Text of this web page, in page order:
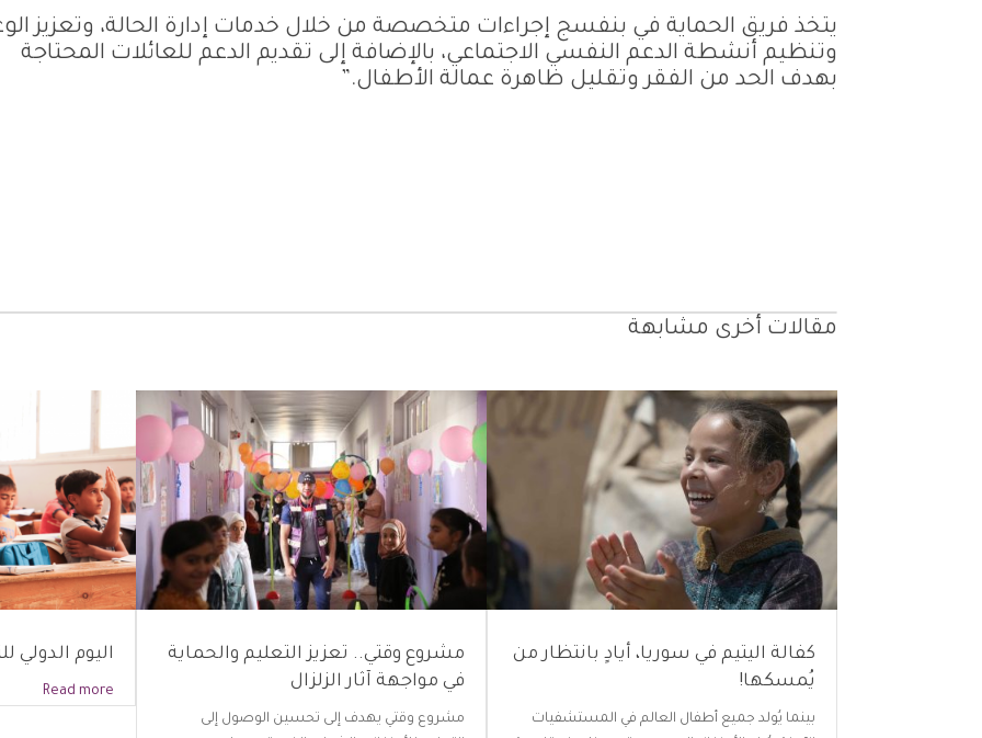
يتخذ فريق الحماية في بنفسج إجراءات متخصصة من خلال خدمات إدارة الحالة، وتعزيز
وتنظيم أنشطة الدعم النفسي الاجتماعي، بالإضافة إلى تقديم الدعم للعائلات المحتاجة
بهدف الحد من الفقر وتقليل ظاهرة عمالة الأطفال.”
مقالات أخرى مشابهة
كفالة اليتيم في سوريا، أيادٍ بانتظار من
يُمسكها!
بينما يُولد جميع أطفال العالم في المستشفيات
مشروع وقتي.. تعزيز التعليم والحماية
في مواجهة آثار الزلزال
مشروع وقتي يهدف إلى تحسين الوصول إلى
اليوم الدولي
Read more